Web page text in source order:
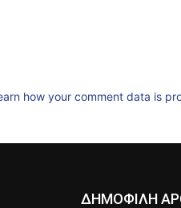
how your comment data is
ΔΗΜΟΦΙΛΗ